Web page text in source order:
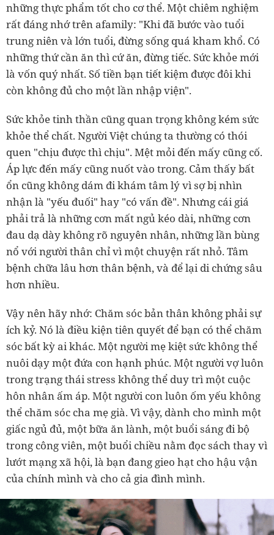
những thực phẩm tốt cho cơ thể. Một chiêm nghiệm
rất đáng nhớ trên afamily: "Khi đã bước vào tuổi
trung niên và lớn tuổi, đừng sống quá kham khổ. Có
những thứ cần ăn thì cứ ăn, đừng tiếc. Sức khỏe mới
là vốn quý nhất. Số tiền bạn tiết kiệm được đôi khi
còn không đủ cho một lần nhập viện".
Sức khỏe tinh thần cũng quan trọng không kém sức
khỏe thể chất. Người Việt chúng ta thường có thói
quen "chịu được thì chịu". Mệt mỏi đến mấy cũng cố.
Áp lực đến mấy cũng nuốt vào trong. Cảm thấy bất
ổn cũng không dám đi khám tâm lý vì sợ bị nhìn
nhận là "yếu đuối" hay "có vấn đề". Nhưng cái giá
phải trả là những cơn mất ngủ kéo dài, những cơn
đau dạ dày không rõ nguyên nhân, những lần bùng
nổ với người thân chỉ vì một chuyện rất nhỏ. Tâm
bệnh chữa lâu hơn thân bệnh, và để lại di chứng sâu
hơn nhiều.
Vậy nên hãy nhớ: Chăm sóc bản thân không phải sự
ích kỷ. Nó là điều kiện tiên quyết để bạn có thể chăm
sóc bất kỳ ai khác. Một người mẹ kiệt sức không thể
nuôi dạy một đứa con hạnh phúc. Một người vợ luôn
trong trạng thái stress không thể duy trì một cuộc
hôn nhân ấm áp. Một người con luôn ốm yếu không
thể chăm sóc cha mẹ già. Vì vậy, dành cho mình một
giấc ngủ đủ, một bữa ăn lành, một buổi sáng đi bộ
trong công viên, một buổi chiều nằm đọc sách thay vì
lướt mạng xã hội, là bạn đang gieo hạt cho hậu vận
của chính mình và cho cả gia đình mình.